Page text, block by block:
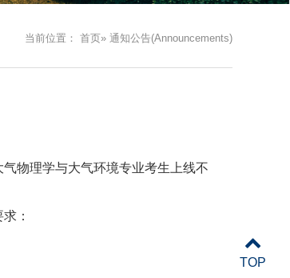
当前位置： 首页» 通知公告(Announcements)
物理学与大气环境专业考生上线不
：
TOP